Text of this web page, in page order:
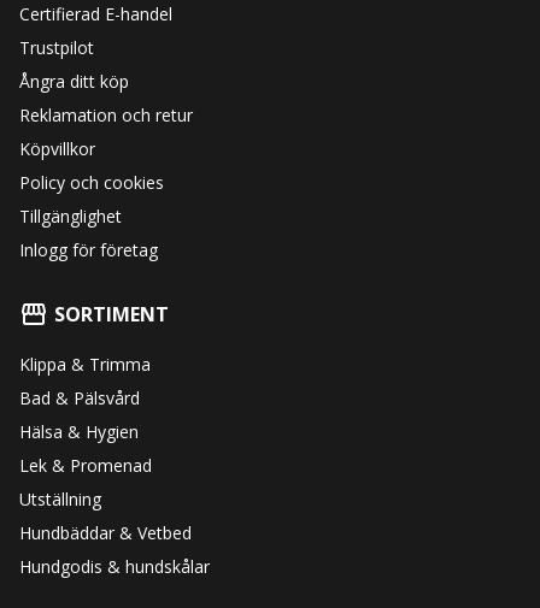
Certifierad E-handel
Trustpilot
Ångra ditt köp
Reklamation och retur
Köpvillkor
Policy och cookies
Tillgänglighet
Inlogg för företag
SORTIMENT
Klippa & Trimma
Bad & Pälsvård
Hälsa & Hygien
Lek & Promenad
Utställning
Hundbäddar & Vetbed
Hundgodis & hundskålar